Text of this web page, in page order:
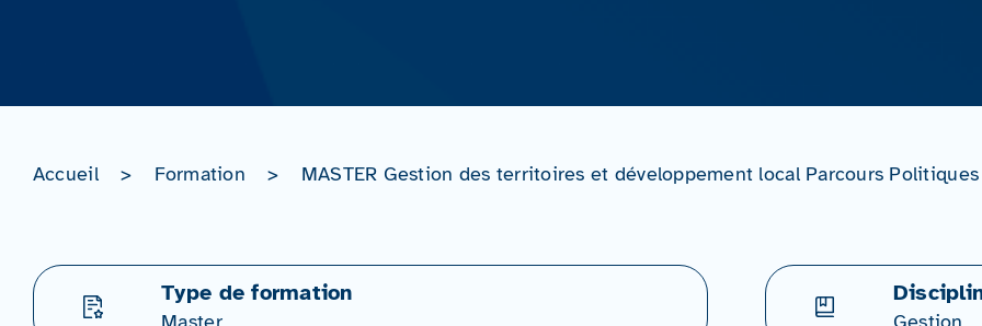
Accueil > Formation > MASTER Gestion des territoires et développement local Parcours
Type de formation